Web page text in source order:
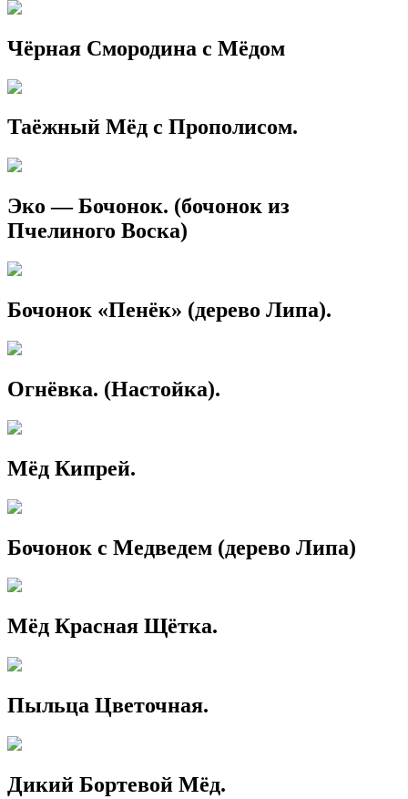
Чёрная Смородина с Мёдом
Таёжный Мёд с Прополисом.
Эко — Бочонок. (бочонок из
Пчелиного Воска)
Бочонок «Пенёк» (дерево Липа).
Огнёвка. (Настойка).
Мёд Кипрей.
Бочонок с Медведем (дерево Липа)
Мёд Красная Щётка.
Пыльца Цветочная.
Дикий Бортевой Мёд.